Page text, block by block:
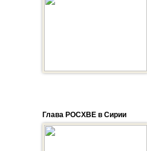
Глава РОСХВЕ в Сирии